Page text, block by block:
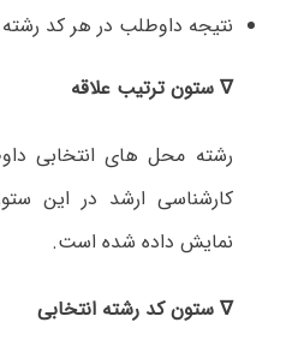
نتیجه داوطلب در هر کد رشته
∇ ستون ترتیب علاقه
رشته محل های انتخابی
کارشناسی ارشد در این
نمایش داده شده است.
∇ ستون کد رشته انتخابی